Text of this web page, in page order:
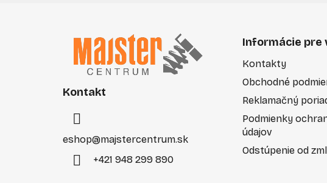
Kontakt
eshop@majstercentrum.sk
+421 948 299 890
Informácie pre
Kontakty
Obchodné
Reklamačný
Podmienky
údajov
Odstúpenie od